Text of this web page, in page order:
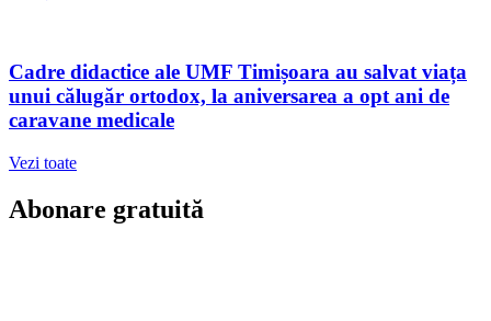
Cadre didactice ale UMF Timișoara au salvat viața
unui călugăr ortodox, la aniversarea a opt ani de
caravane medicale
Vezi toate
Abonare gratuită